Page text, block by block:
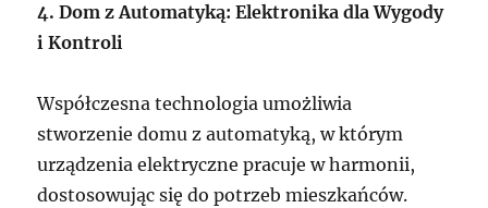
4. Dom z Automatyką: Elektronika dla Wygody
i Kontroli
Współczesna technologia umożliwia
stworzenie domu z automatyką, w którym
urządzenia elektryczne pracuje w harmonii,
dostosowując się do potrzeb mieszkańców.